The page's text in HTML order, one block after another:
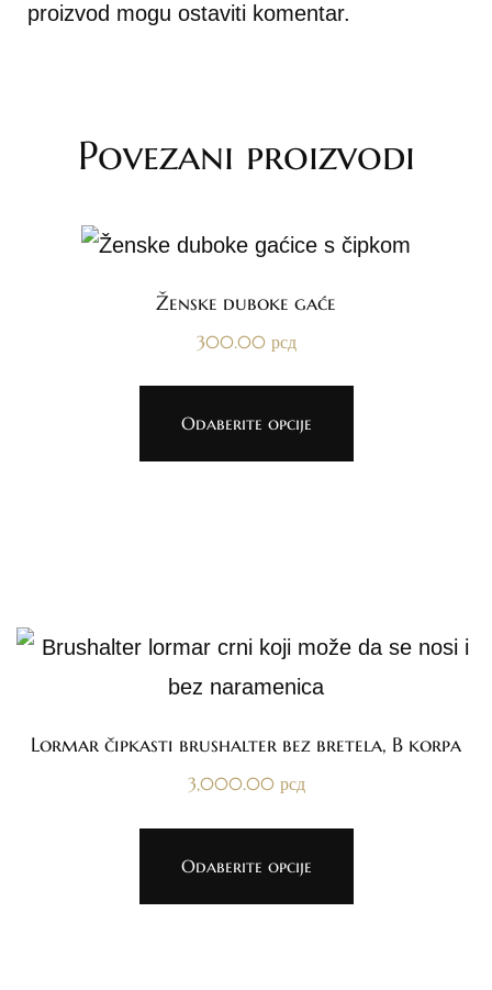
proizvod mogu ostaviti komentar.
Povezani proizvodi
Ženske duboke gaće
300.00 рсд
Odaberite opcije
Lormar čipkasti brushalter bez bretela, B korpa
3,000.00 рсд
Odaberite opcije